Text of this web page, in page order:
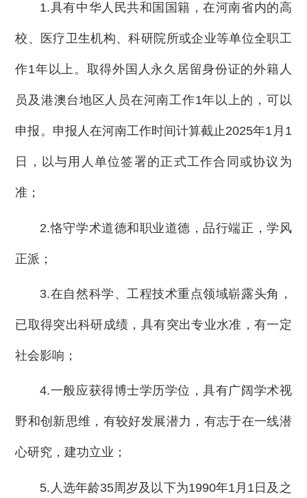
1.具有中华人民共和国国籍，在河南省内的高
校、医疗卫生机构、科研院所或企业等单位全职工
作1年以上。取得外国人永久居留身份证的外籍人
员及港澳台地区人员在河南工作1年以上的，可以
申报。申报人在河南工作时间计算截止2025年1月1
日，以与用人单位签署的正式工作合同或协议为
准；
2.恪守学术道德和职业道德，品行端正，学风
正派；
3.在自然科学、工程技术重点领域崭露头角，
已取得突出科研成绩，具有突出专业水准，有一定
社会影响；
4.一般应获得博士学历学位，具有广阔学术视
野和创新思维，有较好发展潜力，有志于在一线潜
心研究，建功立业；
5.人选年龄35周岁及以下为1990年1月1日及之